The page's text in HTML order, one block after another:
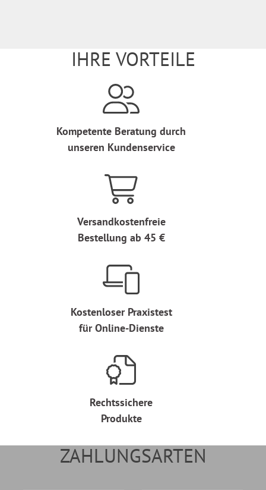
IHRE VORTEILE
Kompetente Beratung durch
unseren Kundenservice
Versandkostenfreie
Bestellung ab 45 €
Kostenloser Praxistest
für Online-Dienste
Rechtssichere
Produkte
ZAHLUNGSARTEN